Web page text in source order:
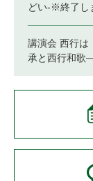
どい-※終了し
講演会 西行は
承と西行和歌